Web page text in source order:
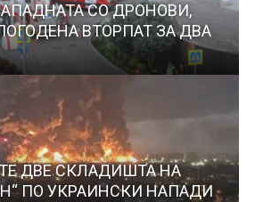
СО ДРОНОВИ,
ВТОРПАТ ЗА ДВА
ДВЕ СКЛАДИШТА НА
ПО УКРАИНСКИ НАПАДИ